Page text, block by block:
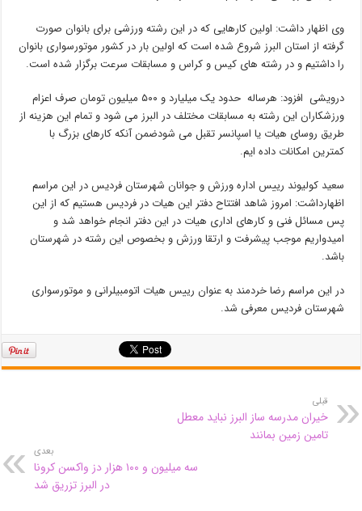
وی اظهار داشت: اولین کارهایی که در این رشته ورزشی برای بانوان صورت
گرفته از استان البرز شروع شده است که اولین بار در کشور موتورسواری بانوان
را داشتیم و در رشته های کیس و کراس و مسابقات سرعت برگزار شده است.
درویشی افزود: هرساله حدود یک میلیارد و ۵۰۰ میلیون تومان صرف اعزام
ورزشکاران این رشته به مسابقات مختلف در البرز می شود و تمام این هزینه از
طریق روسای هیات یا اسپانسر تقبل می شودضمن آنکه کارهای بزرگ با
کمترین امکانات داده ایم.
سعید کولیوند رییس اداره ورزش و جوانان شهرستان فردیس در این مراسم
اظهارداشت: امروز شاهد افتتاح دفتر این هیات در فردیس هستیم که از این
پس مسائل فنی و کارهای اداری هیات در این دفتر انجام خواهد شد و
امیدواریم موجب پیشرفت و ارتقا ورزش و بخصوص این رشته در شهرستان
باشد.
در این مراسم رضا خردمند به عنوان رییس هیات اتومبیلرانی و موتورسواری
شهرستان فردیس معرفی شد.
قبلی
خیران مدرسه ساز البرز نباید معطل
تامین زمین بمانند
بعدی
سه میلیون و ۱۰۰ هزار دز واکسن کرونا
در البرز تزریق شد